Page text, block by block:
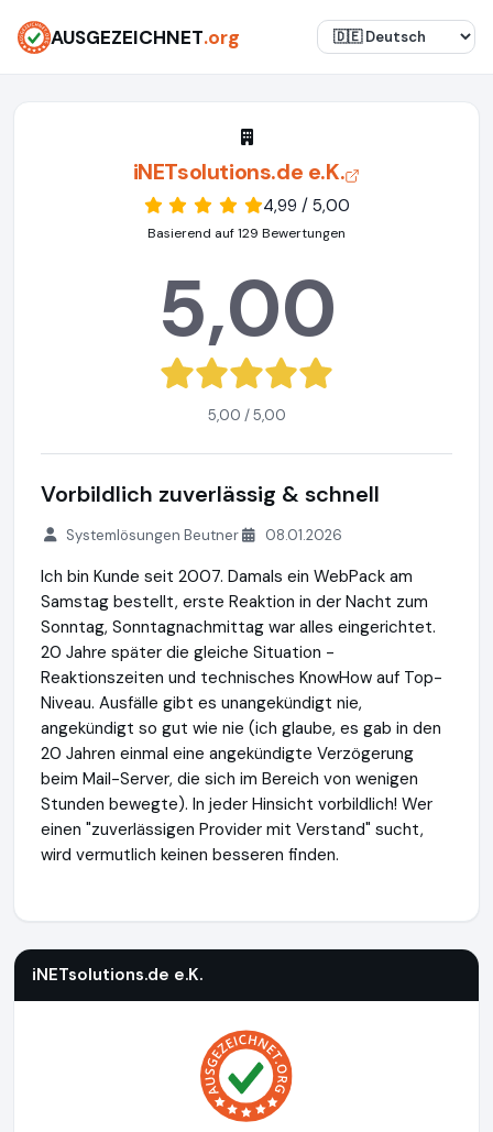
AUSGEZEICHNET.org
iNETsolutions.de e.K.
4,99 / 5,00
Basierend auf 129 Bewertungen
5,00
5,00 / 5,00
Vorbildlich zuverlässig & schnell
Systemlösungen Beutner 08.01.2026
Ich bin Kunde seit 2007. Damals ein WebPack am
Samstag bestellt, erste Reaktion in der Nacht zum
Sonntag, Sonntagnachmittag war alles eingerichtet.
20 Jahre später die gleiche Situation -
Reaktionszeiten und technisches KnowHow auf Top-
Niveau. Ausfälle gibt es unangekündigt nie,
angekündigt so gut wie nie (ich glaube, es gab in den
20 Jahren einmal eine angekündigte Verzögerung
beim Mail-Server, die sich im Bereich von wenigen
Stunden bewegte). In jeder Hinsicht vorbildlich! Wer
einen "zuverlässigen Provider mit Verstand" sucht,
wird vermutlich keinen besseren finden.
iNETsolutions.de e.K.